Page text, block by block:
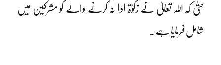
حتیٰ کہ اللہ تعالیٰ نے زکوٰۃ ادا نہ کرنے والے کو مشرکین میں
شامل فرمایا ہے۔